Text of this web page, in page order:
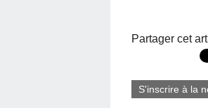
Partager cet
S'inscrire à la